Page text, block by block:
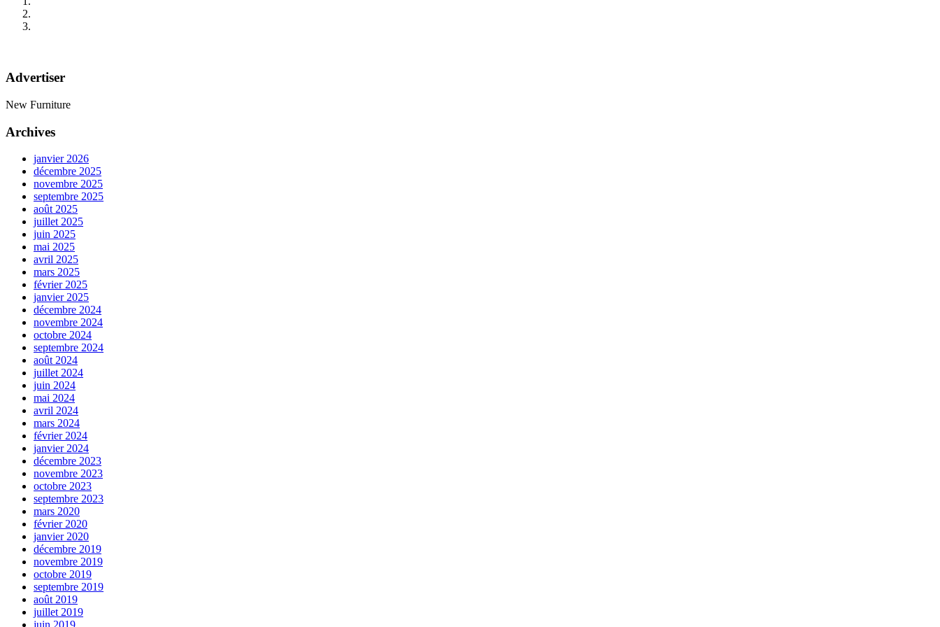
Advertiser
New Furniture
Archives
janvier 2026
décembre 2025
novembre 2025
septembre 2025
août 2025
juillet 2025
juin 2025
mai 2025
avril 2025
mars 2025
février 2025
janvier 2025
décembre 2024
novembre 2024
octobre 2024
septembre 2024
août 2024
juillet 2024
juin 2024
mai 2024
avril 2024
mars 2024
février 2024
janvier 2024
décembre 2023
novembre 2023
octobre 2023
septembre 2023
mars 2020
février 2020
janvier 2020
décembre 2019
novembre 2019
octobre 2019
septembre 2019
août 2019
juillet 2019